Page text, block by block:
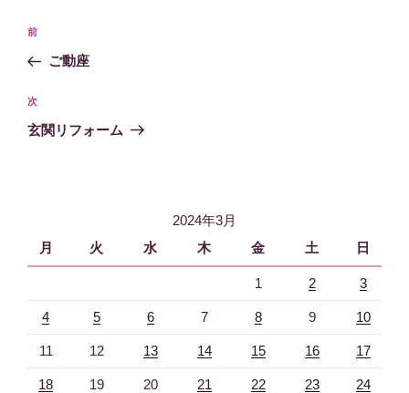
投
ナ
ビ
ゲ
過
去
投
稿
前
ご動座
次
の
次
玄関リフォーム
2024年3月
月
火 水 木 金 土 日
1 2 3
4 5 6 7 8 9 10
11 12 13 14 15 16 17
18 19 20 21 22 23 24